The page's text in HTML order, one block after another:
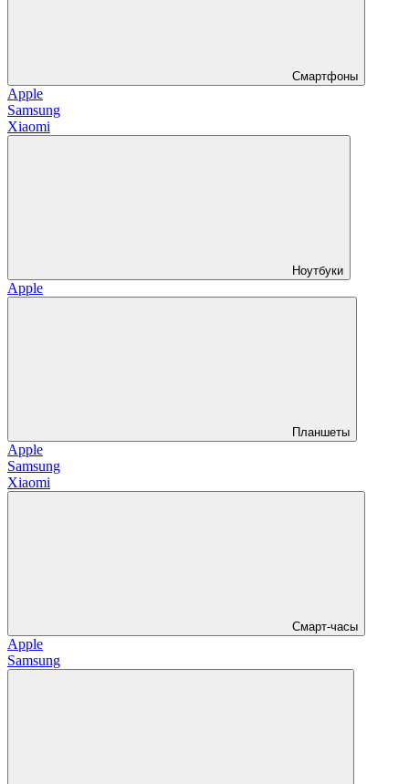
Смартфоны
Apple
Samsung
Xiaomi
Ноутбуки
Apple
Планшеты
Apple
Samsung
Xiaomi
Смарт-часы
Apple
Samsung